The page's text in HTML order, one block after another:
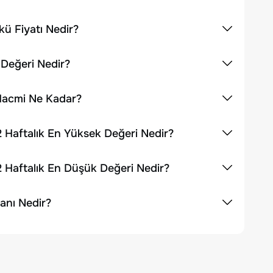
Fiyatı Nedir?
Nedir?
Ne Kadar?
En Yüksek Değeri Nedir?
En Düşük Değeri Nedir?
Nedir?